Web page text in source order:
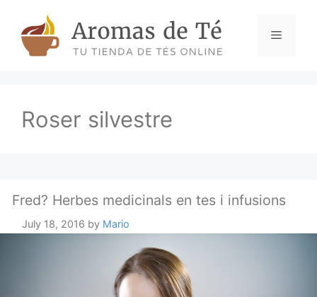
content
Menu
Roser silvestre
Fred? Herbes medicinals en tes i infusions
July 18, 2016 by Mario